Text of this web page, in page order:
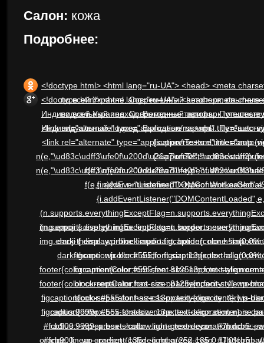
Салон: кожа
Подробнее:
<!doctype html> <html lang="ru-UA"> <head> <meta charset="UTF-8"> <meta name="viewport" content="width=device-width, initial-scale=1"> <link rel="profile" href="http://gmpg.org/xfn/11"> <meta name='robots' content='index, follow, max-image-preview:large, max-snippet:-1, max-video-preview:-1' /> <!-- This site is optimized with the Yoast SEO plugin v22.0 - https://yoast.com/wordpress/plugins/seo/ --> <title>Автоперевозки по Украине ▷ Комфорт и безопасность | 24/7</title> <meta name="description" content="Надежные пассажирские перевозки по всей Украине. Современный автопарк, опытные водители ✅ Индивидуальный подход. Выгодные тарифы. Путешествуйте с комфортом!" /> <link rel="canonical" href="https://auto-vip.com.ua/" /> <meta property="og:locale" content="ru_RU" /> <meta property="og:type" content="website" /> <meta property="og:title" content="Автоперевозки по Украине ▷ Комфорт и безопасность | 24/7" /> <meta property="og:description" content="Надежные пассажирские перевозки по
<!doctype html> <html lang="ru-UA"> <head> <meta charset="UTF-8"> <meta name="viewport" content="width=device-width, initial-scale=1"> <link rel="profile" href="http://gmpg.org/xfn/11"> <meta name='robots' content='index, follow, max-image-preview:large, max-snippet:-1, max-video-preview:-1' /> <!-- This site is optimized with the Yoast SEO plugin v22.0 - https://yoast.com/wordpress/plugins/seo/ --> <title>Автоперевозки по Украине ▷ Комфорт и безопасность | 24/7</title> <meta name="description" content="Надежные пассажирские перевозки по всей Украине. Современный автопарк, опытные водители ✅ Индивидуальный подход. Выгодные тарифы. Путешествуйте с комфортом!" /> <link rel="canonical" href="https://auto-vip.com.ua/" /> <meta property="og:locale" content="ru_RU" /> <meta property="og:type" content="website" /> <meta property="og:title" content="Автоперевозки по Украине ▷ Комфорт и безопасность | 24/7" /> <meta property="og:description" content="Надежные пассажирские перевозки по